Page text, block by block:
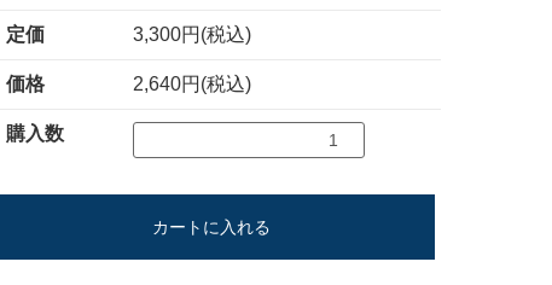
定価 3,300円(税込)
価格 2,640円(税込)
購入数
カートに入れる